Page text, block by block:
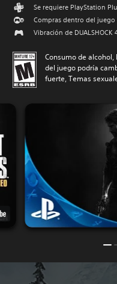
Se requiere PlayStation
Compras dentro del
Vibración de DUALSHOCK
Consumo de
del juego podría
fuerte, Temas